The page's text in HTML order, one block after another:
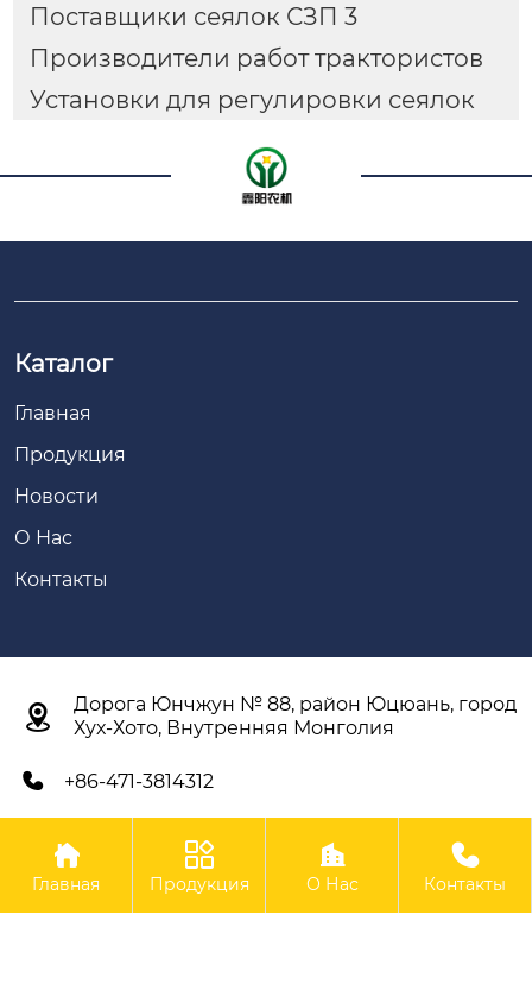
Поставщики сеялок СЗП 3
Производители работ трактористов
Установки для регулировки сеялок
Каталог
Главная
Продукция
Новости
О Нас
Контакты

Дорога Юнчжун № 88, район Юцюань, город
Хух-Хото, Внутренняя Монголия
 +86-471-3814312
Авторское право©ООО Внутренняя Монголия Синьян
Сельскохозяйственное Оборудование

Главная

Продукция

О Нас

Контакты